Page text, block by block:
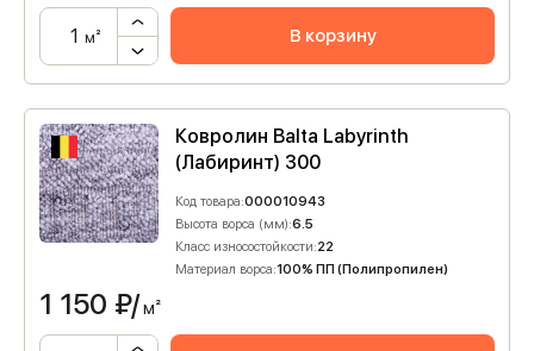
м² В корзину
Ковролин Balta Labyrinth
(Лабиринт) 300
Код товара:000010943
Высота ворса (мм):6.5
Класс износостойкости:22
Материал ворса:100% ПП (Полипропилен)
1 150 ₽/м²